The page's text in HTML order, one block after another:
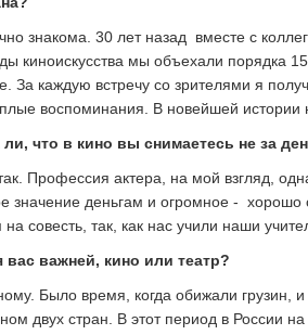
знакома. 30 лет назад вместе с
киноискусства мы объехали порядка
За каждую встречу со зрителями я
воспоминания. В новейшей истории
что в кино вы снимаетесь не за
Профессия актера, на мой взгляд,
значение деньгам и огромное -
совесть, так, как нас учили наши
вас важней, кино или театр?
Было время, когда обижали грузин, и
двух стран. В этот период в России